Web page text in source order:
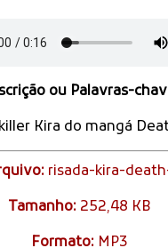
ou Palavras-
Kira do mangá
risada-kira-
Tamanho:252,48 KB
Formato:MP3